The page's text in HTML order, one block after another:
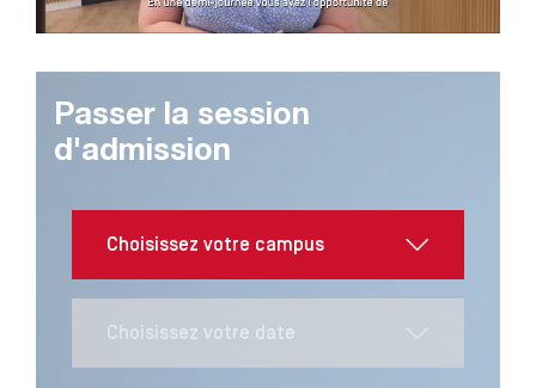
Passer la session
d'admission